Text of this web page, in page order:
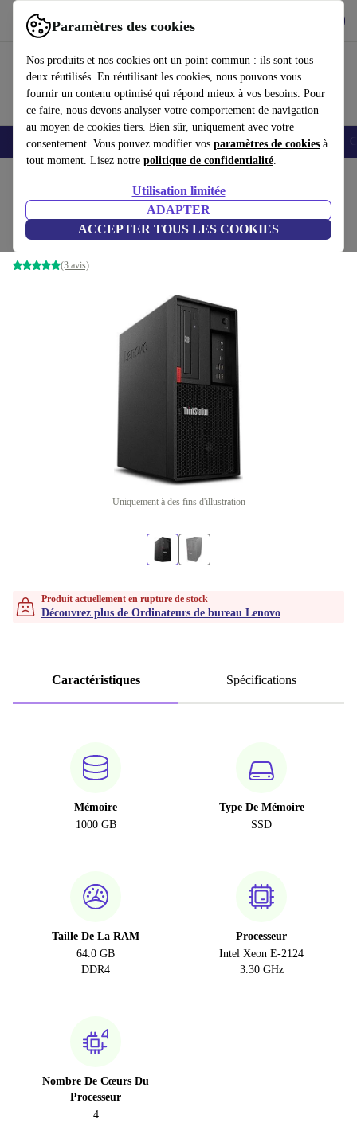
Paramètres des cookies
Nos produits et nos cookies ont un point commun : ils sont tous
deux réutilisés. En réutilisant les cookies, nous pouvons vous
fournir un contenu optimisé qui répond mieux à vos besoins. Pour
ce faire, nous devons analyser votre comportement de navigation
au moyen de cookies tiers. Bien sûr, uniquement avec votre
consentement. Vous pouvez modifier vos paramètres de cookies à
tout moment. Lisez notre politique de confidentialité.
Utilisation limitée
ADAPTER
ACCEPTER TOUS LES COOKIES
Utilisez refurbed rapidement et facilement
Smartphones Laptops Tablettes Montres connectées Accessoires
Lenovo ThinkStation P330 Tower
Xeon E-2124 | 64 GB | 1 TB SSD | P2000 | Win 11 Pro
(3 avis)
Uniquement à des fins d'illustration
Produit actuellement en rupture de stock
Découvrez plus de Ordinateurs de bureau Lenovo
Caractéristiques Spécifications
Mémoire
1000 GB
Type De Mémoire
SSD
Taille De La RAM
64.0 GB
DDR4
Processeur
Intel Xeon E-2124
3.30 GHz
Nombre De Cœurs Du
Processeur
4